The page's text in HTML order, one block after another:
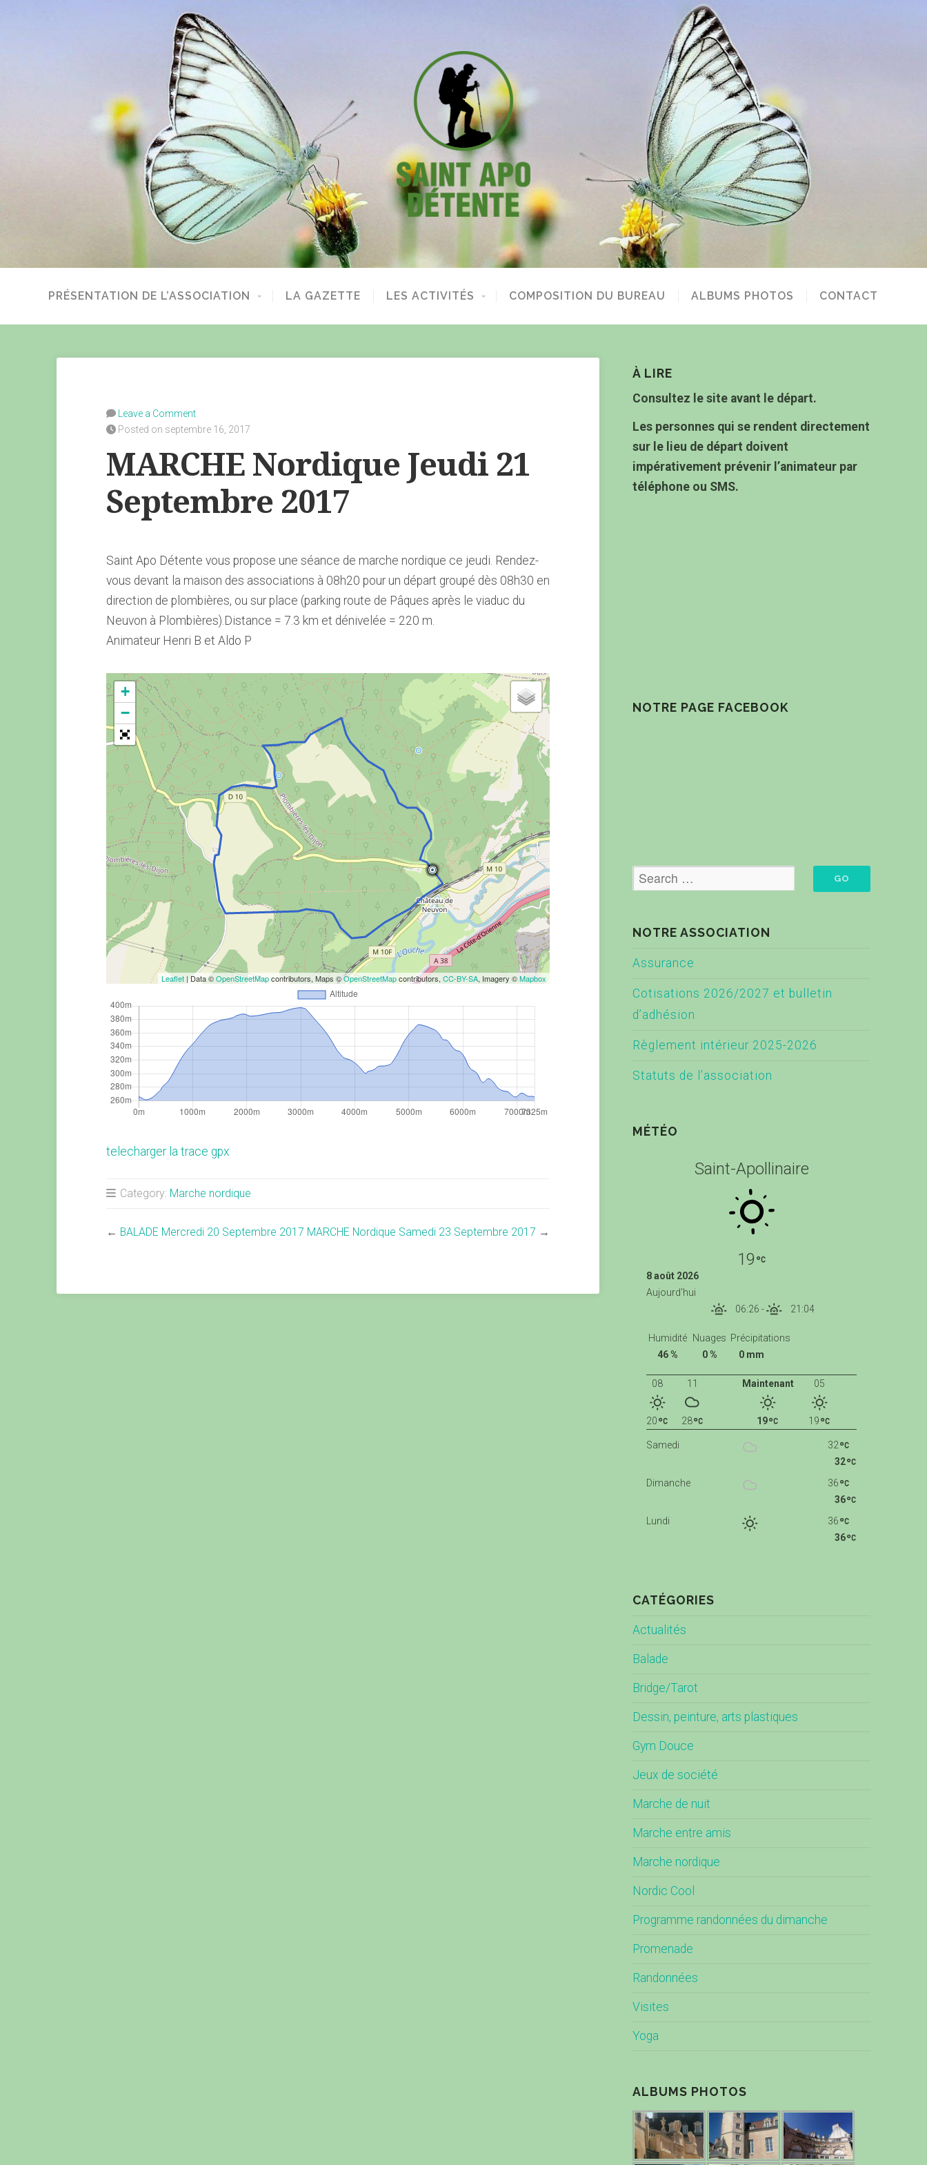
PRÉSENTATION DE L’ASSOCIATION LA GAZETTE LES ACTIVITÉS COMPOSITION DU BUREAU ALBUMS PHOTOS CONTACT
Leave a Comment
Posted on septembre 16, 2017
MARCHE Nordique Jeudi 21
Septembre 2017
Saint Apo Détente vous propose une séance de marche nordique ce jeudi. Rendez-
vous devant la maison des associations à 08h20 pour un départ groupé dès 08h30 en
direction de plombières, ou sur place (parking route de Pâques après le viaduc du
Neuvon à Plombières).Distance = 7.3 km et dénivelée = 220 m.
Animateur Henri B et Aldo P
+
−
Leaflet | Data ©OpenStreetMapcontributors, Maps ©OpenStreetMapcontributors,CC-BY-SA, Imagery ©Mapbox
telecharger la trace gpx
Category: Marche nordique
← BALADE Mercredi 20 Septembre 2017 MARCHE Nordique Samedi 23 Septembre 2017 →
À LIRE
Consultez le site avant le départ.
Les personnes qui se rendent directement
sur le lieu de départ doivent
impérativement prévenir l’animateur par
téléphone ou SMS.
NOTRE PAGE FACEBOOK
NOTRE ASSOCIATION
Assurance
Cotisations 2026/2027 et bulletin
d’adhésion
Règlement intérieur 2025-2026
Statuts de l’association
MÉTÉO
Saint-Apollinaire
19
8 août 2026
Aujourd'hui
06:26 - 21:04
Humidité
46 %
Nuages
0 %
Précipitations
0 mm
Maintenant
19
05
19
08
20
11
28
Samedi
32
32
Dimanche
36
36
Lundi
36
36
CATÉGORIES
Actualités
Balade
Bridge/Tarot
Dessin, peinture, arts plastiques
Gym Douce
Jeux de société
Marche de nuit
Marche entre amis
Marche nordique
Nordic Cool
Programme randonnées du dimanche
Promenade
Randonnées
Visites
Yoga
ALBUMS PHOTOS